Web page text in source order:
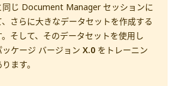
同じ Document Manager セッションに
さらに大きなデータセットを作成する
そして、そのデータセットを使用し
ケージ バージョン X.0 をトレーニン
ます。